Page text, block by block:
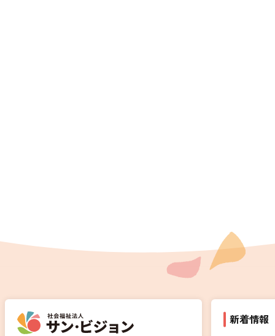
新着情報